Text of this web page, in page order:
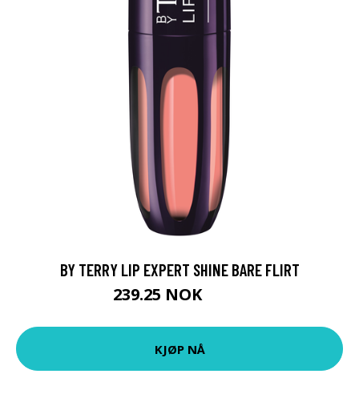
BY TERRY LIP EXPERT SHINE BARE FLIRT
239.25 NOK
KJØP NÅ